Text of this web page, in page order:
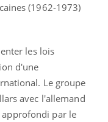
(1962-1973)
les lois
d'une
Le groupe
avec l'allemand
approfondi par le